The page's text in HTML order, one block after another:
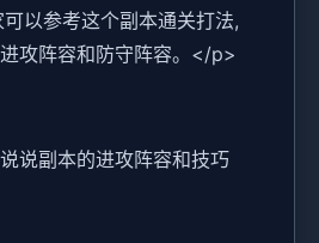
以参考这个副本通关打法,
攻阵容和防守阵容。</p>
说副本的进攻阵容和技巧